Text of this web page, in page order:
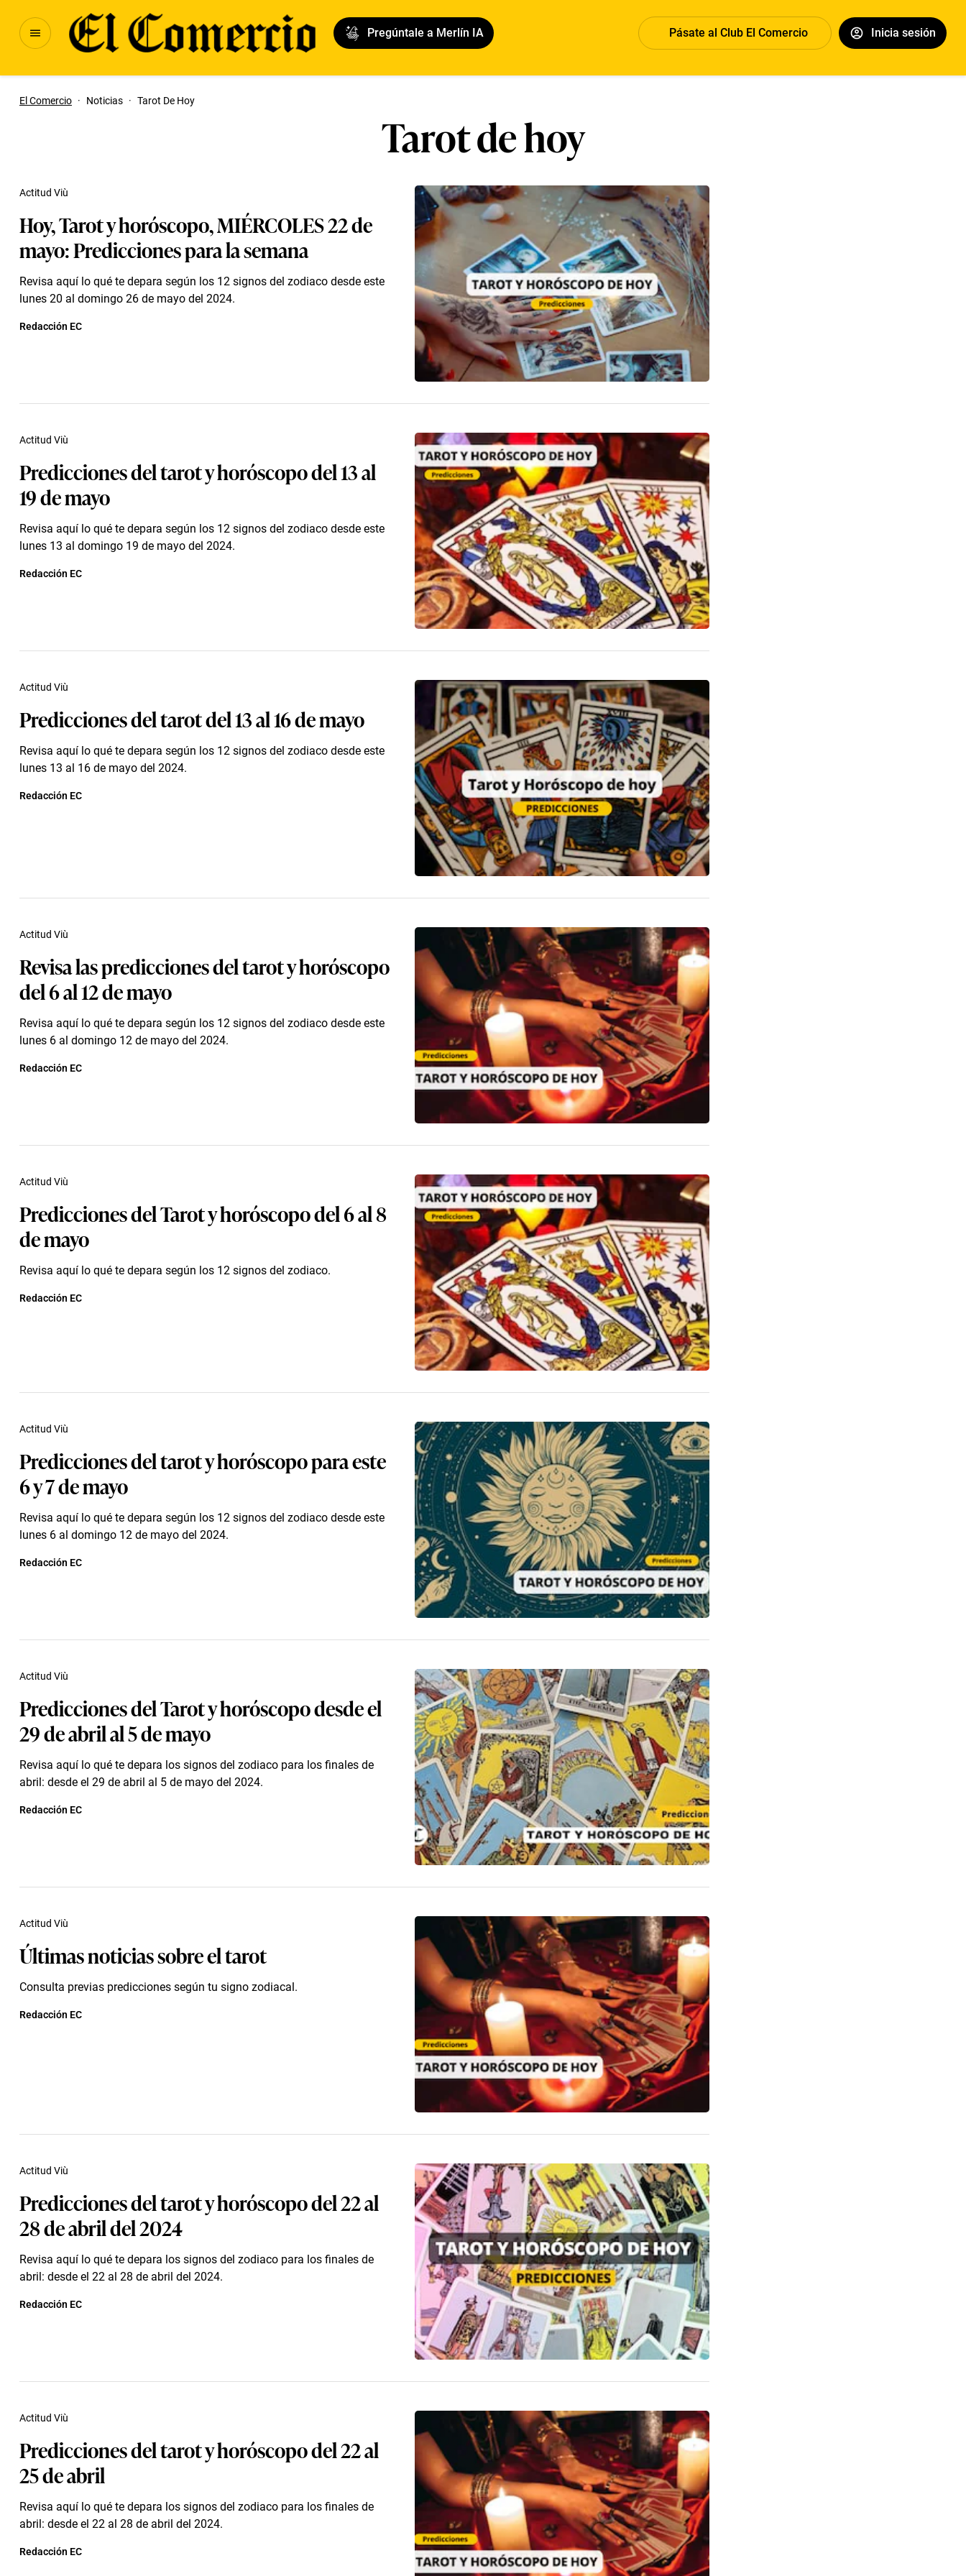
Pregúntale a Merlín IA Pásate al Club El Comercio Inicia sesión
El Comercio · Noticias · Tarot De Hoy
Tarot de hoy
Hoy, Tarot y horóscopo, MIÉRCOLES 22 de
mayo: Predicciones para la semana
Revisa aquí lo qué te depara según los 12 signos del zodiaco desde este
lunes 20 al domingo 26 de mayo del 2024.
Actitud Viù
Redacción EC
Predicciones del tarot y horóscopo del 13 al
19 de mayo
Revisa aquí lo qué te depara según los 12 signos del zodiaco desde este
lunes 13 al domingo 19 de mayo del 2024.
Actitud Viù
Redacción EC
Predicciones del tarot del 13 al 16 de mayo
Revisa aquí lo qué te depara según los 12 signos del zodiaco desde este
lunes 13 al 16 de mayo del 2024.
Actitud Viù
Redacción EC
Revisa las predicciones del tarot y horóscopo
del 6 al 12 de mayo
Revisa aquí lo qué te depara según los 12 signos del zodiaco desde este
lunes 6 al domingo 12 de mayo del 2024.
Actitud Viù
Redacción EC
Predicciones del Tarot y horóscopo del 6 al 8
de mayo
Revisa aquí lo qué te depara según los 12 signos del zodiaco.
Actitud Viù
Redacción EC
Predicciones del tarot y horóscopo para este
6 y 7 de mayo
Revisa aquí lo qué te depara según los 12 signos del zodiaco desde este
lunes 6 al domingo 12 de mayo del 2024.
Actitud Viù
Redacción EC
Predicciones del Tarot y horóscopo desde el
29 de abril al 5 de mayo
Revisa aquí lo qué te depara los signos del zodiaco para los finales de
abril: desde el 29 de abril al 5 de mayo del 2024.
Actitud Viù
Redacción EC
Últimas noticias sobre el tarot
Consulta previas predicciones según tu signo zodiacal.
Actitud Viù
Redacción EC
Predicciones del tarot y horóscopo del 22 al
28 de abril del 2024
Revisa aquí lo qué te depara los signos del zodiaco para los finales de
abril: desde el 22 al 28 de abril del 2024.
Actitud Viù
Redacción EC
Predicciones del tarot y horóscopo del 22 al
25 de abril
Revisa aquí lo qué te depara los signos del zodiaco para los finales de
abril: desde el 22 al 28 de abril del 2024.
Actitud Viù
Redacción EC